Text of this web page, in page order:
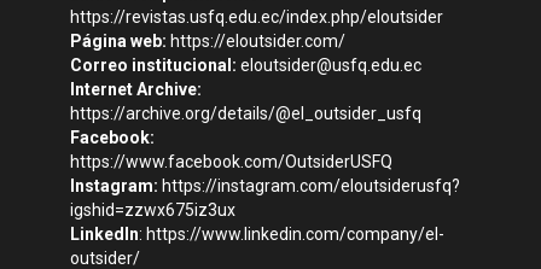
https://revistas.usfq.edu.ec/index.php/eloutsider
Página web: https://eloutsider.com/
Correo institucional: eloutsider@usfq.edu.ec
Internet Archive:
https://archive.org/details/@el_outsider_usfq
Facebook:
https://www.facebook.com/OutsiderUSFQ
Instagram: https://instagram.com/eloutsiderusfq?
igshid=zzwx675iz3ux
LinkedIn: https://www.linkedin.com/company/el-
outsider/